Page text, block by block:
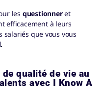
les questionneret
efficacement à leurs
salariés que vous vous
qualité de vie au
avec I Know A